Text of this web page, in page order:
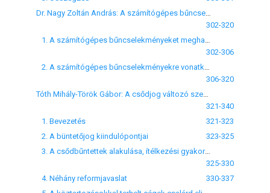
302-320
302-306
306-320
321-340
1. Bevezetés
321-323
2. A büntetőjog kiindulópontjai
323-325
3. A csődbűntettek alakulása, ítélkezési gyakorlata
325-330
4. Néhány reformjavaslat
330-337